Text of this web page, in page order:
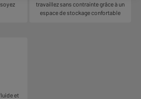
travaillez sans contrainte grâce à un
espace de stockage confortable
et